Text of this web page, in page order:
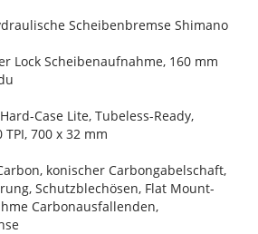
Scheibenbremse Shimano
Lock Scheibenaufnahme, 160 mm
Case Lite, Tubeless-Ready,
700 x 32 mm
konischer Carbongabelschaft,
Schutzblechösen, Flat Mount-
Carbonausfallenden,